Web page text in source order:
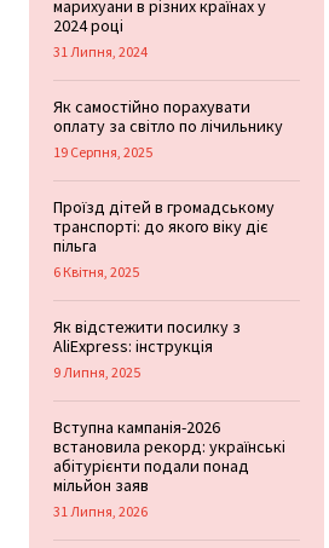
марихуани в різних країнах у
2024 році
31 Липня, 2024
Як самостійно порахувати
оплату за світло по лічильнику
19 Серпня, 2025
Проїзд дітей в громадському
транспорті: до якого віку діє
пільга
6 Квітня, 2025
Як відстежити посилку з
AliExpress: інструкція
9 Липня, 2025
Вступна кампанія-2026
встановила рекорд: українські
абітурієнти подали понад
мільйон заяв
31 Липня, 2026